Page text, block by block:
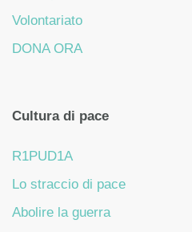
Volontariato
DONA ORA
Cultura di pace
R1PUD1A
Lo straccio di pace
Abolire la guerra